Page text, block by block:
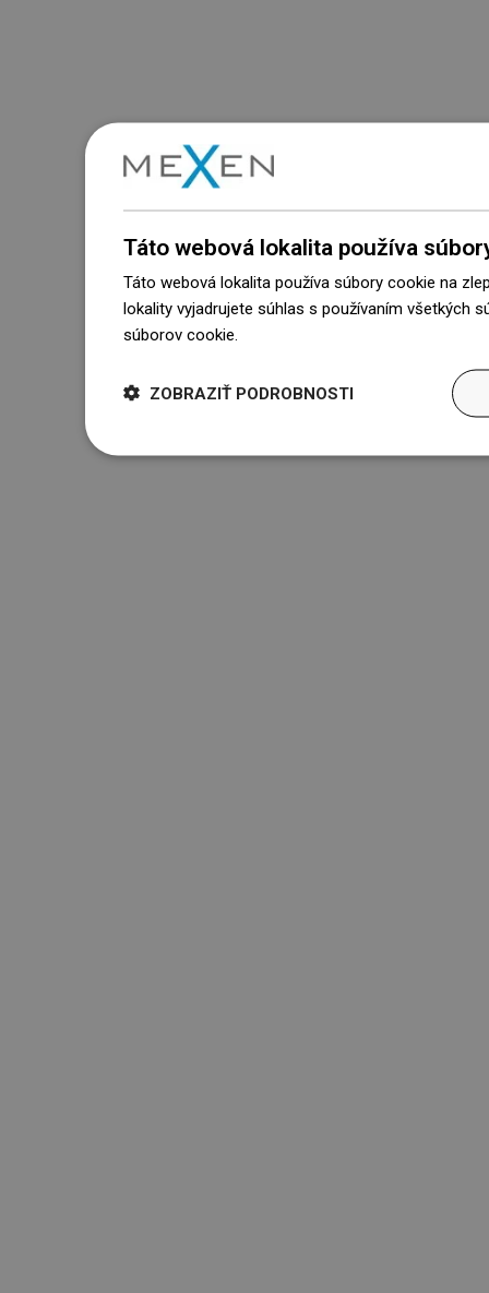
Táto webová lokalita používa
Táto webová lokalita používa súbory cookie na
lokality vyjadrujete súhlas s používaním všetkých
súborov cookie.
ZOBRAZIŤ PODROBNOSTI